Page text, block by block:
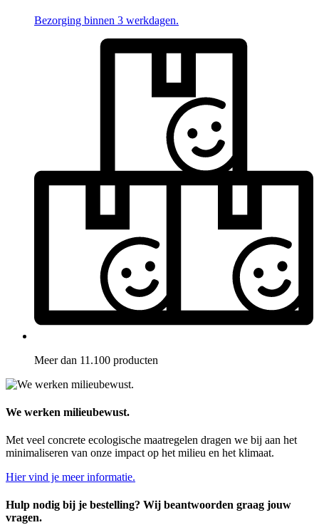
Bezorging binnen 3 werkdagen.
Meer dan 11.100 producten
We werken milieubewust.
Met veel concrete ecologische maatregelen dragen we bij aan het
minimaliseren van onze impact op het milieu en het klimaat.
Hier vind je meer informatie.
Hulp nodig bij je bestelling? Wij beantwoorden graag jouw
vragen.